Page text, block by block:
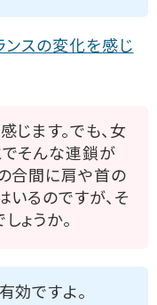
ンスの変化を感じ
じます。でも、女
そんな連鎖が
合間に肩や首の
いるのですが、そ
ょうか。
効ですよ。